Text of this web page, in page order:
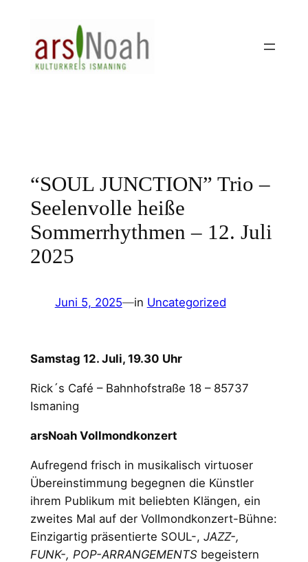
springen
“SOUL JUNCTION” Trio –
Seelenvolle heiße
Sommerrhythmen – 12. Juli
2025
Juni 5, 2025—in Uncategorized
Samstag 12. Juli, 19.30 Uhr
Rick´s Café – Bahnhofstraße 18 – 85737
Ismaning
arsNoah Vollmondkonzert
Aufregend frisch in musikalisch virtuoser
Übereinstimmung begegnen die Künstler
ihrem Publikum mit beliebten Klängen, ein
zweites Mal auf der Vollmondkonzert-Bühne:
Einzigartig präsentierte SOUL-, JAZZ-,
FUNK-, POP-ARRANGEMENTS begeistern